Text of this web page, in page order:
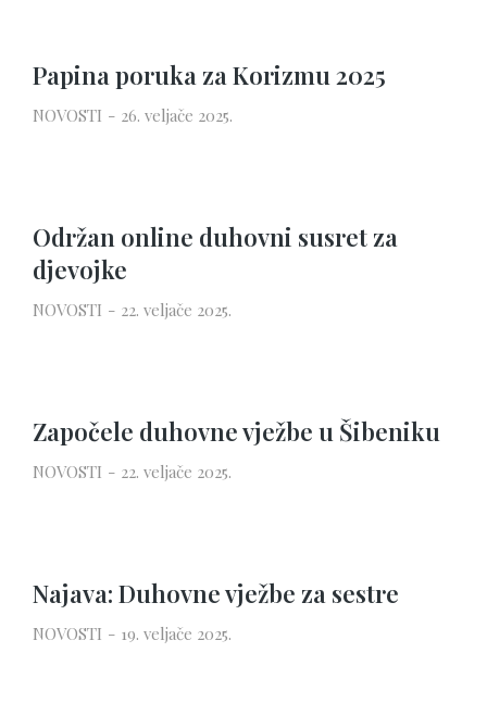
Papina poruka za Korizmu 2025
NOVOSTI 26. veljače 2025.
Održan online duhovni susret za
djevojke
NOVOSTI 22. veljače 2025.
Započele duhovne vježbe u Šibeniku
NOVOSTI 22. veljače 2025.
Najava: Duhovne vježbe za sestre
NOVOSTI 19. veljače 2025.